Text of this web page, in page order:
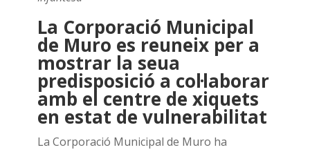
La Corporació Municipal
de Muro es reuneix per a
mostrar la seua
predisposició a col·laborar
amb el centre de xiquets
en estat de vulnerabilitat
La Corporació Municipal de Muro ha